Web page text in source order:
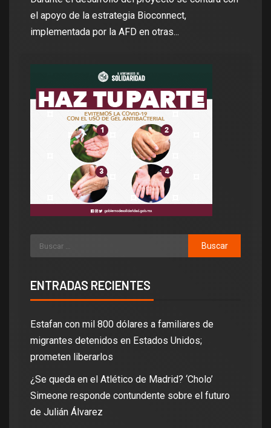
el apoyo de la estrategia Bioconnect,
implementada por la AFD en otras...
ENTRADAS RECIENTES
Estafan con mil 800 dólares a familiares de
migrantes detenidos en Estados Unidos;
prometen liberarlos
¿Se queda en el Atlético de Madrid? ‘Cholo’
Simeone responde contundente sobre el futuro
de Julián Álvarez